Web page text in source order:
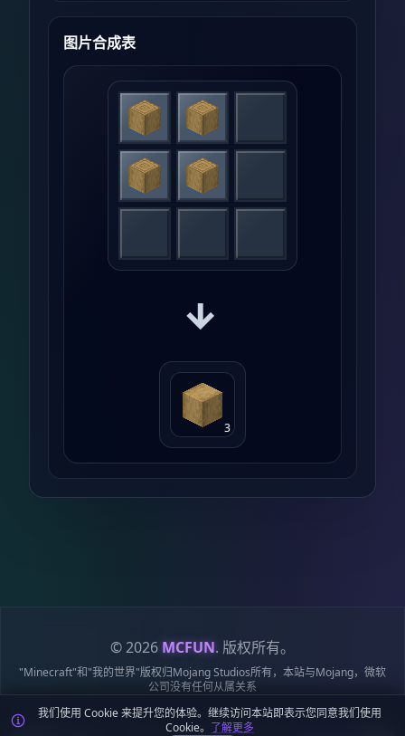
图片合成表
→
3
© 2026 MCFUN. 版权所有。
"Minecraft"和"我的世界"版权归Mojang Studios所有，本站与Mojang，微软
公司没有任何从属关系
隐私
服务
Cookie 站点
鄂ICP备
鄂公网安备
我们使用 Cookie 来提升您的体验。继续访问本站即表示您同意我们使用
Cookie。 了解更多